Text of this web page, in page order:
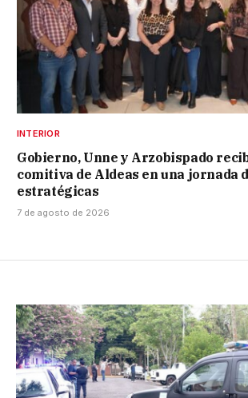
INTERIOR
Gobierno, Unne y Arzobispado
comitiva de Aldeas en una jornada
estratégicas
7 de agosto de 2026